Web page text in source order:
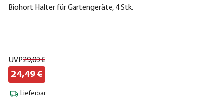
Biohort Halter für Gartengeräte, 4 Stk.
UVP29,00€
24,49 €
Lieferbar